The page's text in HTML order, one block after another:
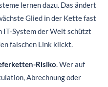
lernen dazu. Das ändert
Glied in der Kette fast
IT-System der Welt schützt
falschen Link klickt.
Risiko. Wer auf
Abrechnung oder